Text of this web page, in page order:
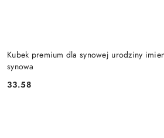
Kubek premium dla synowej urodziny
synowa
Cena:
33.58